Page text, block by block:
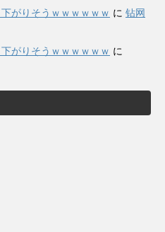
がりそうｗｗｗｗｗｗ に 钻网
がりそうｗｗｗｗｗｗ に